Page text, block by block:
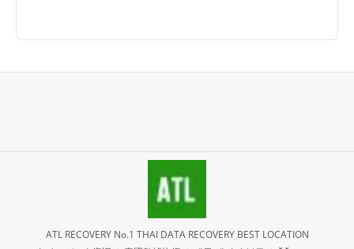
ATL RECOVERY No.1 THAI DATA RECOVERY BEST LOCATION